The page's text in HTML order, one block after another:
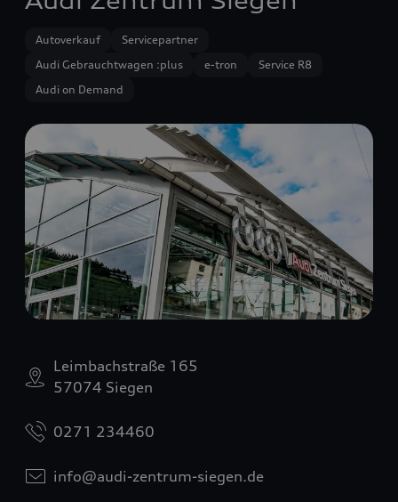
Autoverkauf
Servicepartner
Audi Gebrauchtwagen :plus
e-tron
Service R8
Audi on Demand
Leimbachstraße 165
57074 Siegen
0271 234460
info@audi-zentrum-siegen.de